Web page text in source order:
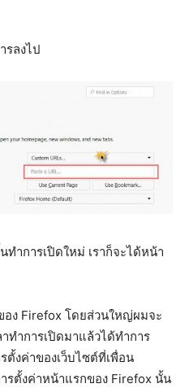
รลงไป
ำการเปิดใหม่ เราก็จะได้หน้า
อง Firefox โดยส่วนใหญ่ผมจะ
าทำการเปิดมาแล้วได้ทำการ
ตั้งค่าของเว็บไซต์ที่เพื่อน
รตั้งค่าหน้าแรกของ Firefox นั้น